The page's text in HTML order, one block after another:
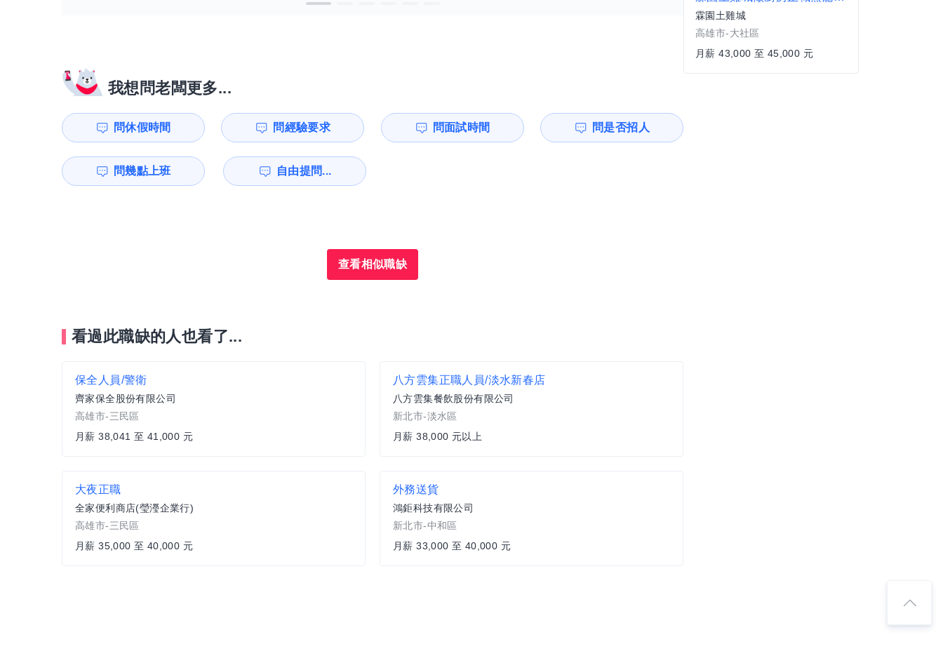
我想問老闆更多...
問休假時間 問經驗要求 問面試時間 問是否招人
問幾點上班 自由提問...
查看相似職缺
看過此職缺的人也看了...
保全人員/警衛
齊家保全股份有限公司
高雄市-三民區
月薪 38,041 至 41,000 元
八方雲集正職人員/淡水新春店
八方雲集餐飲股份有限公司
新北市-淡水區
月薪 38,000 元以上
大夜正職
全家便利商店(瑩瀅企業行)
高雄市-三民區
月薪 35,000 至 40,000 元
外務送貨
鴻鉅科技有限公司
新北市-中和區
月薪 33,000 至 40,000 元
霖園土雞城
高雄市-大社區
月薪 43,000 至 45,000 元